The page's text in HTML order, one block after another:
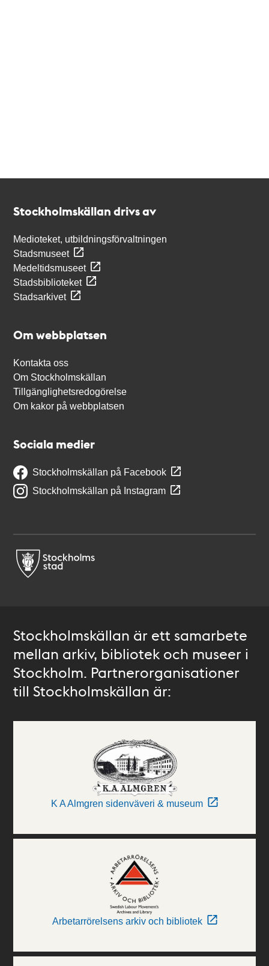
Stockholmskällan drivs av
Medioteket, utbildningsförvaltningen
Stadsmuseet
Medeltidsmuseet
Stadsbiblioteket
Stadsarkivet
Om webbplatsen
Kontakta oss
Om Stockholmskällan
Tillgänglighetsredogörelse
Om kakor på webbplatsen
Sociala medier
Stockholmskällan på Facebook
Stockholmskällan på Instagram
Stockholmskällan är ett samarbete
mellan arkiv, bibliotek och museer i
Stockholm. Partnerorganisationer
till Stockholmskällan är:
K A Almgren sidenväveri & museum
Arbetarrörelsens arkiv och bibliotek